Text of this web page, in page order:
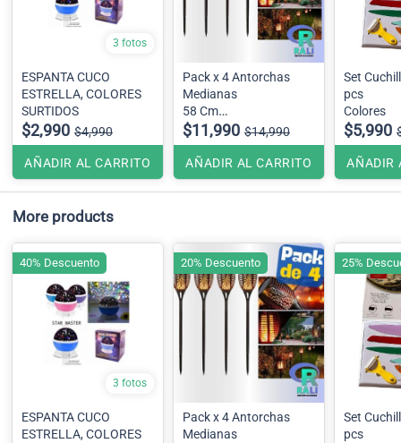
3 fotos
ESPANTA CUCO
ESTRELLA, COLORES
SURTIDOS
$2,990 $4,990
AÑADIR AL CARRITO
Pack x 4 Antorchas
Medianas
58 Cm
Efecto llama
$11,990 $14,990
AÑADIR AL CARRITO
Set
pcs
Colores
$5,990
AÑADIR
More products
3 fotos
ESPANTA CUCO
ESTRELLA, COLORES
40% Descuento
Pack x 4 Antorchas
Medianas
20% Descuento
Set
pcs
25%